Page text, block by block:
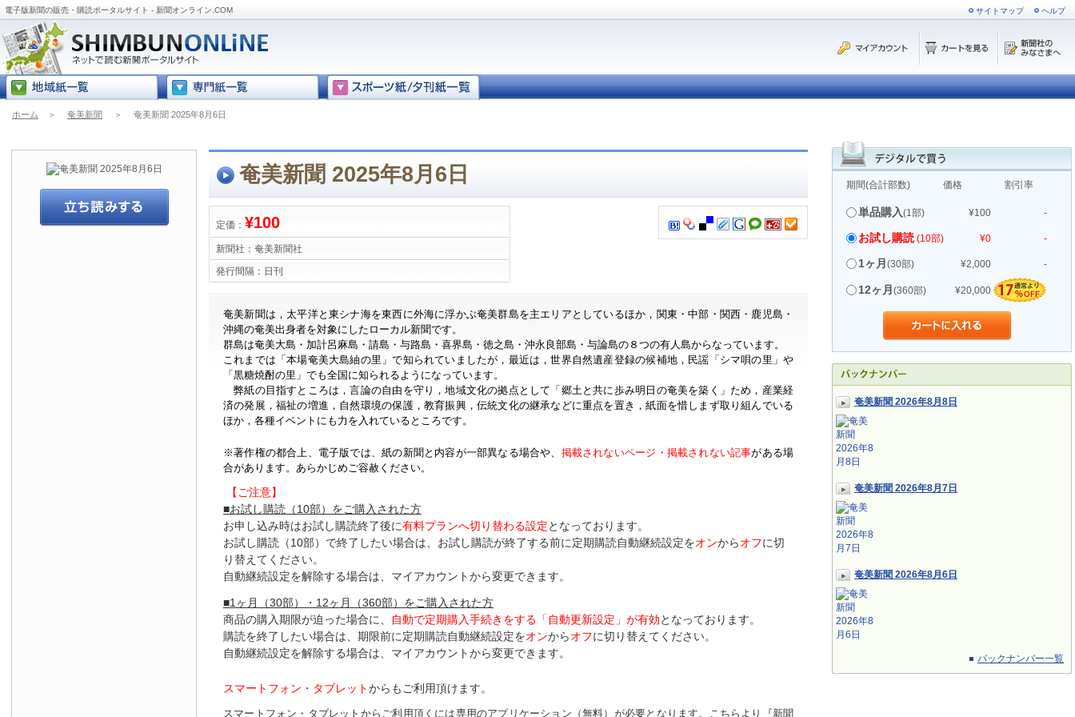
電子版新聞の販売・購読ポータルサイト - 新聞オンライン.COM サイトマップ ヘルプ
ホーム ＞ 奄美新聞 ＞ 奄美新聞 2025年8月6日
期間(合計部数) 価格 割引率
単品購入(1部) ¥100 -
お試し購読 (10部) ¥0 -
1ヶ月 (30部) ¥2,000 -
12ヶ月 (360部) ¥20,000
奄美新聞 2026年8月8日
奄美新聞 2026年8月7日
奄美新聞 2026年8月6日
バックナンバー一覧
奄美新聞 2025年8月6日
定価： ¥100
新聞社： 奄美新聞社
発行間隔： 日刊
奄美新聞は，太平洋と東シナ海を東西に外海に浮かぶ奄美群島を主エリアとしているほか，関東・中部・関西・鹿児島・
沖縄の奄美出身者を対象にしたローカル新聞です。
群島は奄美大島・加計呂麻島・請島・与路島・喜界島・徳之島・沖永良部島・与論島の８つの有人島からなっています。
これまでは「本場奄美大島紬の里」で知られていましたが，最近は，世界自然遺産登録の候補地，民謡「シマ唄の里」や
「黒糖焼酎の里」でも全国に知られるようになっています。
弊紙の目指すところは，言論の自由を守り，地域文化の拠点として「郷土と共に歩み明日の奄美を築く」ため，産業経
済の発展，福祉の増進，自然環境の保護，教育振興，伝統文化の継承などに重点を置き，紙面を惜しまず取り組んでいる
ほか，各種イベントにも力を入れているところです。
※著作権の都合上、 電子版では、紙の新聞と内容が一部異なる場合や、 掲載されないページ・掲載されない記事がある場
合があります。あらかじめご容赦ください。
【ご注意】
■お試し購読（10部）をご購入された方
お申し込み時はお試し購読終了後に有料プランへ切り替わる設定となっております。
お試し購読（10部）で終了したい場合は、お試し購読が終了する前に定期購読自動継続設定をオンからオフに切
り替えてください。
自動継続設定を解除する場合は、マイアカウントから変更できます。
■1ヶ月（30部）・12ヶ月（360部）をご購入された方
商品の購入期限が迫った場合に、
自動で定期購入手続きをする「自動更新設定」が有効となっております。
購読を終了したい場合は、期限前に定期購読自動継続設定をオンからオフに切り替えてください。
自動継続設定を解除する場合は、マイアカウントから変更できます。
スマートフォン・タブレットからもご利用頂けます。
スマートフォン・タブレットからご利用頂くには専用のアプリケーション（無料）が必要となります。 こちらより『新聞